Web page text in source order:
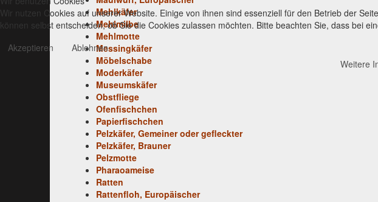
Mehlkäfer
Mehlmilbe
Mehlmotte
Messingkäfer
Möbelschabe
Moderkäfer
Museumskäfer
Obstfliege
Ofenfischchen
Papierfischchen
Pelzkäfer, Gemeiner oder gefleckter
Pelzkäfer, Brauner
Pelzmotte
Pharaoameise
Ratten
Rattenfloh, Europäischer
Wir nutzen Cookies auf unserer Website. Einige von ihnen sind essenziell für den Betrieb der
können selbst entscheiden, ob Sie die Cookies zulassen möchten. Bitte beachten Sie, dass bei
Akzeptieren
Ablehnen
Weitere